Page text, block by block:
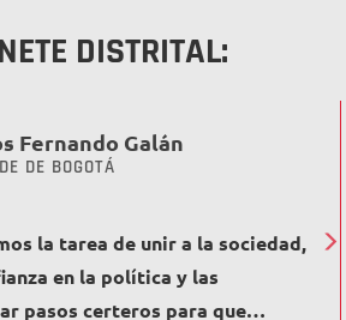
DISTRITAL:
Fernando Galán
DE BOGOTÁ
la tarea de unir a la sociedad,
en la política y las
pasos certeros para que